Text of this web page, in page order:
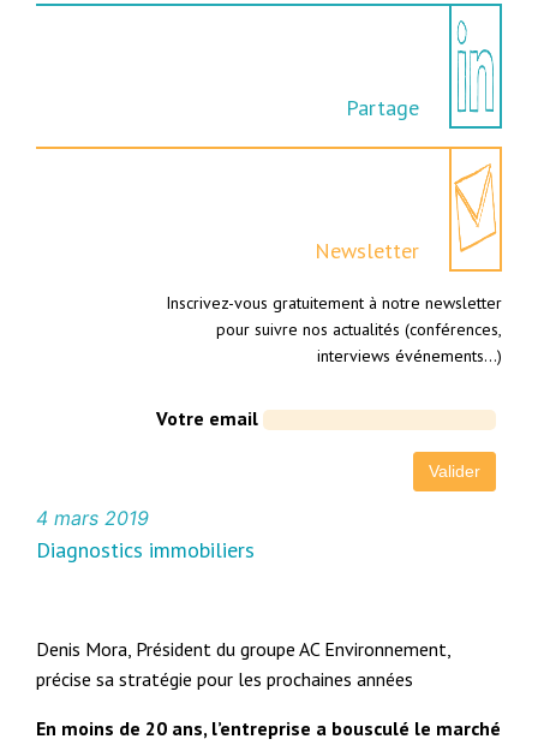
Partage
Newsletter
Inscrivez-vous gratuitement à notre newsletter
pour suivre nos actualités (conférences,
interviews événements…)
Votre email
4 mars 2019
Diagnostics immobiliers
Denis Mora, Président du groupe AC Environnement,
précise sa stratégie pour les prochaines années
En moins de 20 ans, l’entreprise a bousculé le marché